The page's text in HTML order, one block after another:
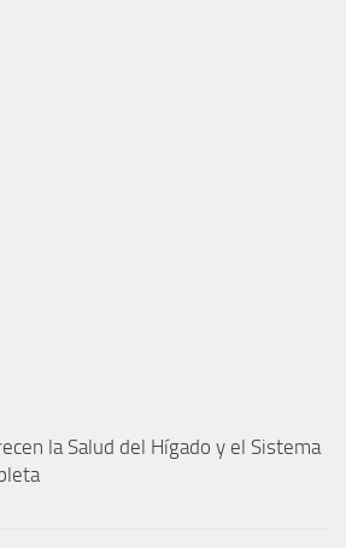
la Salud del Hígado y el Sistema